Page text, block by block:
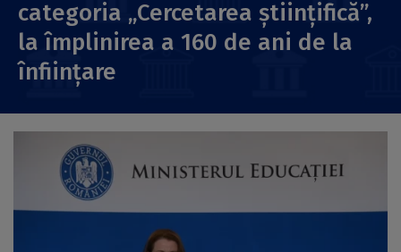
categoria „Cercetarea științifică”,
la împlinirea a 160 de ani de la
înființare